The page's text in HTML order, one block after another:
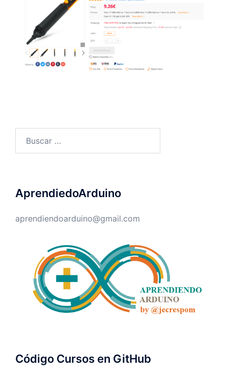
AprendiedoArduino
aprendiendoarduino@gmail.com
Código Cursos en GitHub